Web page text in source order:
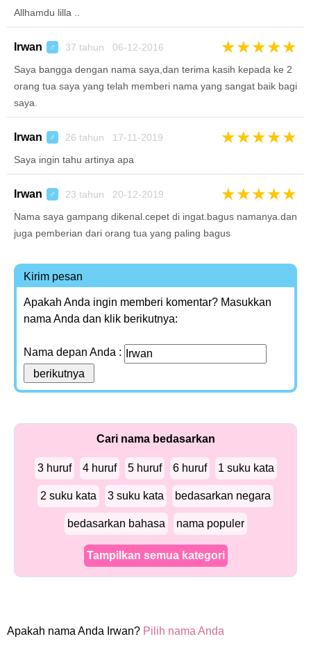
Allhamdu lilla ..
Irwan ♂ 37 tahun 06-12-2016 ★★★★★
Saya bangga dengan nama saya,dan terima kasih kepada ke 2
orang tua saya yang telah memberi nama yang sangat baik bagi
saya.
Irwan ♂ 26 tahun 17-11-2019 ★★★★★
Saya ingin tahu artinya apa
Irwan ♂ 23 tahun 20-12-2019 ★★★★★
Nama saya gampang dikenal.cepet di ingat.bagus namanya.dan
juga pemberian dari orang tua yang paling bagus
Kirim pesan
Apakah Anda ingin memberi komentar? Masukkan
nama Anda dan klik berikutnya:
Nama depan Anda :
Cari nama bedasarkan
3 huruf 4 huruf 5 huruf 6 huruf 1 suku kata
2 suku kata 3 suku kata bedasarkan negara
bedasarkan bahasa nama populer
Tampilkan semua kategori
Apakah nama Anda Irwan? Pilih nama Anda